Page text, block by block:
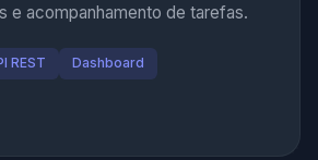
e acompanhamento de tarefas.
REST Dashboard